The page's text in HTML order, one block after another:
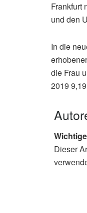
Frankfurt
und den
In die
die Frau
2019
Dieser